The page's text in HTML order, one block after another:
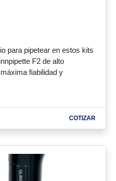
para pipetear en estos kits
F2 de alto
fiabilidad y
COTIZAR